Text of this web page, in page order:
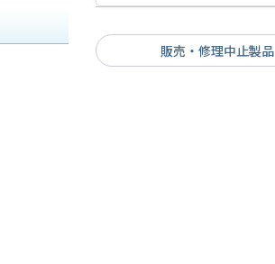
イマー
オーソティースクリーナー
アキシパスIIIレコーダー
用）
GISHY GOO（ギシ グー）
販売・修理中止製品